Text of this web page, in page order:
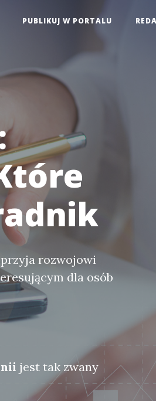
PUBLIKUJ W PORTALU
rozwojowi
dla osób
jest tak zwany